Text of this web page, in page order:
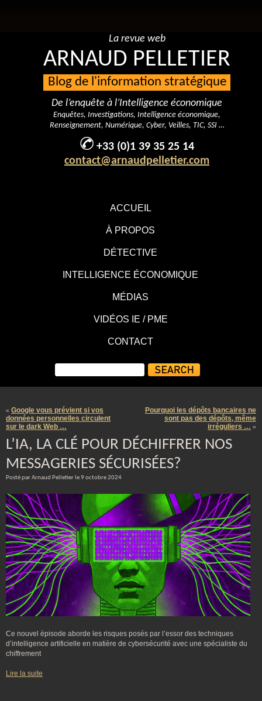
ACCUEIL
À PROPOS
DÉTECTIVE
INTELLIGENCE ÉCONOMIQUE
MÉDIAS
VIDÉOS IE / PME
CONTACT
La revue web
ARNAUD PELLETIER
Blog de l'information stratégique
De l’enquête à l’Intelligence économique
Enquêtes, Investigations, Intelligence économique,
Renseignement, Numérique, Cyber, Veilles, TIC, SSI …
+33 (0)1 39 35 25 14
contact@arnaudpelletier.com
« Google vous prévient si vos
données personnelles circulent
sur le dark Web …
Pourquoi les dépôts bancaires ne
sont pas des dépôts, même
irréguliers … »
L’IA, LA CLÉ POUR DÉCHIFFRER NOS
MESSAGERIES SÉCURISÉES?
Posté par Arnaud Pelletier le 9 octobre 2024
Ce nouvel épisode aborde les risques posés par l’essor des techniques
d’intelligence artificielle en matière de cybersécurité avec une spécialiste du
chiffrement
Lire la suite